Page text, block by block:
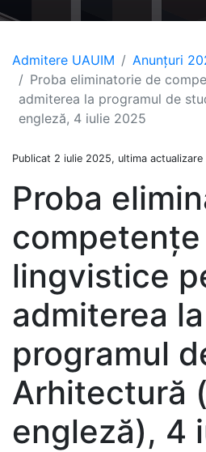
Admitere UAUIM
Anunțuri
Proba eliminatorie de
admiterea la programul de
engleză, 4 iulie 2025
Publicat 2 iulie 2025, ultima
Proba
competențe
lingvistice
admiterea la
programul
Arhitectură
engleză), 4